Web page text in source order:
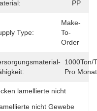
PP
Type:
Make-
To-
Order
1000Ton/
Pro Monat
lamellierte nicht
nicht Gewebe